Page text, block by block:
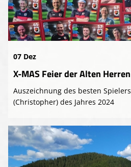
07 Dez
X-MAS Feier der Alten Herren
Auszeichnung des besten
(Christopher) des Jahres 2024